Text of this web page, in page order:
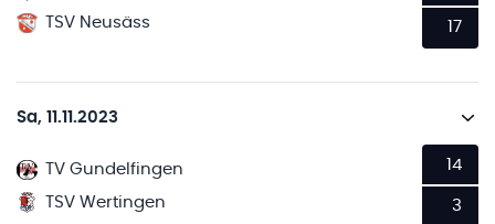
TSV Neusäss
17
Sa, 11.11.2023
TV Gundelfingen
TSV Wertingen
14
3